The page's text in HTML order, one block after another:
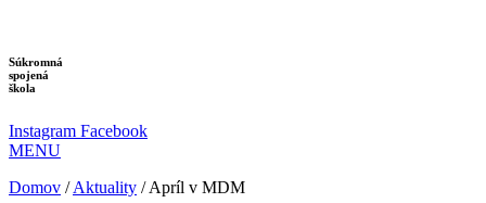
obsah
Súkromná
spojená
škola
Instagram Facebook
MENU
Domov /Aktuality /Apríl v MDM